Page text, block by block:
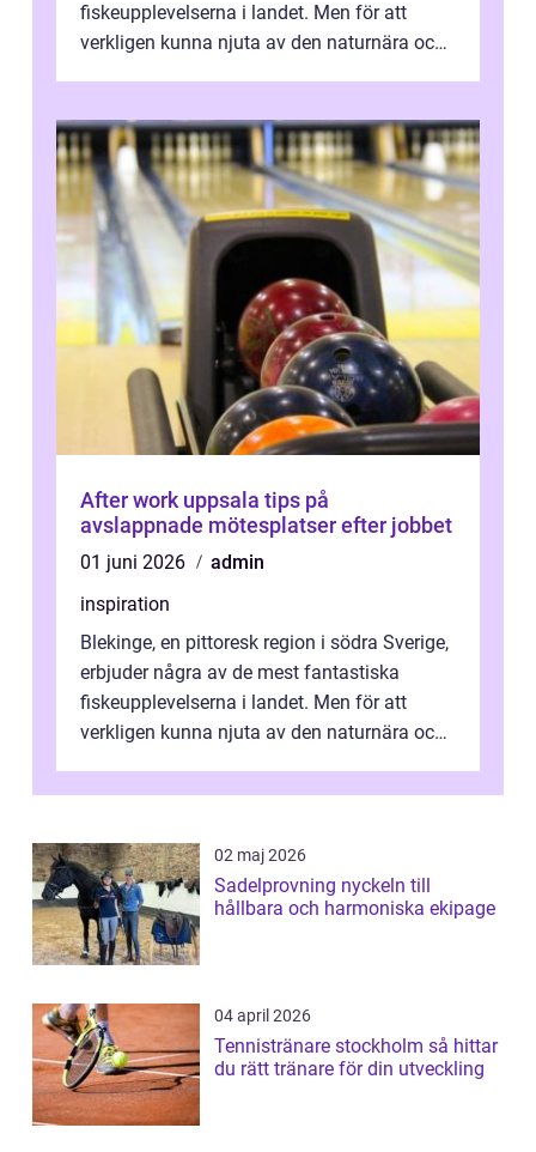
fiskeupplevelserna i landet. Men för att
verkligen kunna njuta av den naturnära och
After work uppsala tips på
avslappnade mötesplatser efter jobbet
01 juni 2026
admin
inspiration
Blekinge, en pittoresk region i södra Sverige,
erbjuder några av de mest fantastiska
fiskeupplevelserna i landet. Men för att
verkligen kunna njuta av den naturnära och
02 maj 2026
Sadelprovning nyckeln till
hållbara och harmoniska ekipage
04 april 2026
Tennistränare stockholm så hittar
du rätt tränare för din utveckling